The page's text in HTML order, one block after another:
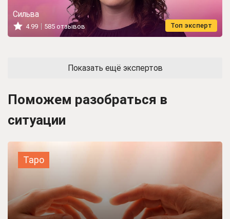
Топ эксперт
Сильва
4.99 585 отзывов
Показать ещё экспертов
Поможем разобраться в
ситуации
Таро